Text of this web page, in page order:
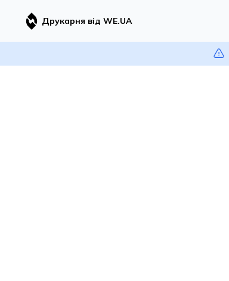
Друкарня від WE.UA